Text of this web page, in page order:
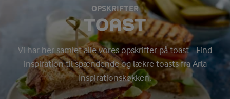
OPSKRIFTER
TOAST
Vi har her samlet alle vores opskrifter på toast - Find
inspiration til spændende og lækre toasts fra Arla
Inspirationskøkken.